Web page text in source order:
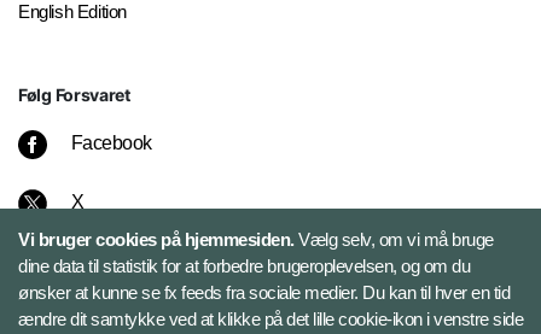
English Edition
Følg Forsvaret
Facebook
X
Instagram
Bluesky
Vi bruger cookies på hjemmesiden.Vælg selv, om vi må bruge
dine data til statistik for at forbedre brugeroplevelsen, og om du
ønsker at kunne se fx feeds fra sociale medier. Du kan til hver en tid
ændre dit samtykke ved at klikke på det lille cookie-ikon i venstre side